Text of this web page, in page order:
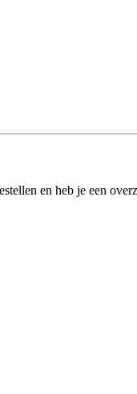
en heb je een